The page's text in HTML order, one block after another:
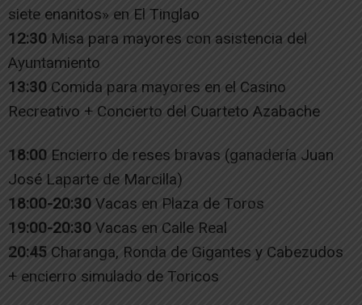
siete enanitos» en El Tinglao
12:30 Misa para mayores con asistencia del
Ayuntamiento
13:30 Comida para mayores en el Casino
Recreativo + Concierto del Cuarteto Azabache
18:00 Encierro de reses bravas (ganadería Juan
José Laparte de Marcilla)
18:00-20:30 Vacas en Plaza de Toros
19:00-20:30 Vacas en Calle Real
20:45 Charanga, Ronda de Gigantes y Cabezudos
+ encierro simulado de Toricos